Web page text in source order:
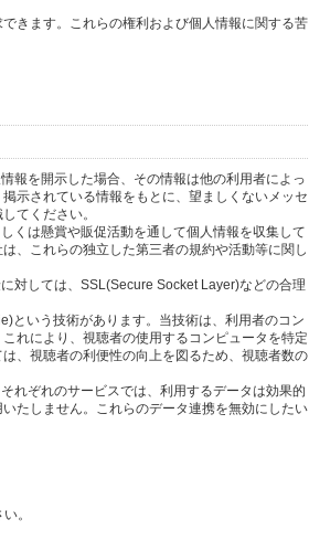
きます。これらの権利および個人情報に関する苦
報を開示した場合、その情報は他の利用者によっ
示されている情報をもとに、望ましくないメッセ
てください。
くは懸賞や販促活動を通して個人情報を収集して
、これらの独立した第三者の規約や活動等に関し
対しては、SSL(Secure Socket Layer)などの合理
という技術があります。当技術は、利用者のコン
れにより、視聴者の使用するコンピュータを特定
、視聴者の利便性の向上を図るため、視聴者数の
れぞれのサービスでは、利用するデータは効果的
たしません。これらのデータ連携を無効にしたい
。